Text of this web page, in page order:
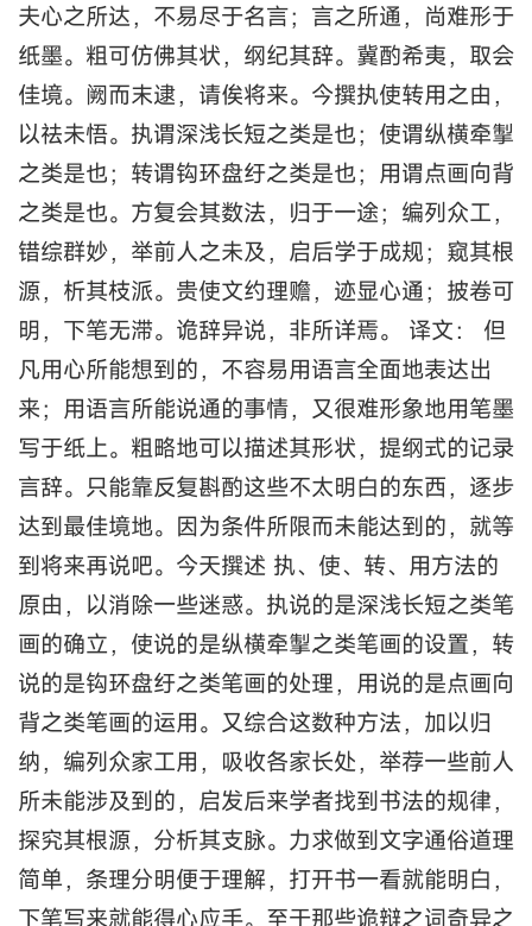
夫心之所达，不易尽于名言；言之所通，尚难形于
纸墨。粗可仿佛其状，纲纪其辞。冀酌希夷，取会
佳境。阙而末逮，请俟将来。今撰执使转用之由，
以祛未悟。执谓深浅长短之类是也；使谓纵横牵掣
之类是也；转谓钩环盘纡之类是也；用谓点画向背
之类是也。方复会其数法，归于一途；编列众工，
错综群妙，举前人之未及，启后学于成规；窥其根
源，析其枝派。贵使文约理赡，迹显心通；披卷可
明，下笔无滞。诡辞异说，非所详焉。 译文： 但
凡用心所能想到的，不容易用语言全面地表达出
来；用语言所能说通的事情，又很难形象地用笔墨
写于纸上。粗略地可以描述其形状，提纲式的记录
言辞。只能靠反复斟酌这些不太明白的东西，逐步
达到最佳境地。因为条件所限而未能达到的，就等
到将来再说吧。今天撰述 执、使、转、用方法的
原由，以消除一些迷惑。执说的是深浅长短之类笔
画的确立，使说的是纵横牵掣之类笔画的设置，转
说的是钩环盘纡之类笔画的处理，用说的是点画向
背之类笔画的运用。又综合这数种方法，加以归
纳，编列众家工用，吸收各家长处，举荐一些前人
所未能涉及到的，启发后来学者找到书法的规律，
探究其根源，分析其支脉。力求做到文字通俗道理
简单，条理分明便于理解，打开书一看就能明白，
下笔写来就能得心应手。至于那些诡辩之词奇异之